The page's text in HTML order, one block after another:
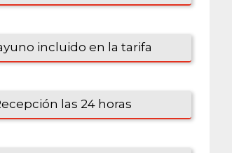
incluido en la tarifa
las 24 horas